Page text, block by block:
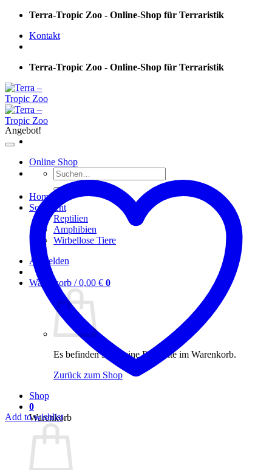
Skip
content
Terra-Tropic Zoo - Online-Shop für Terraristik
Kontakt
Terra-Tropic Zoo - Online-Shop für Terraristik
Online Shop
Suchen
nach:
Home
Sortiment
Reptilien
Amphibien
Wirbellose Tiere
Anmelden
Warenkorb /0,00 € 0
Es befinden sich keine Produkte im Warenkorb.
Zurück zum Shop
Shop
0
Warenkorb
Angebot!
Add to wishlist